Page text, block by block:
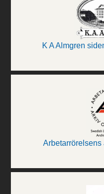
K A Almgren